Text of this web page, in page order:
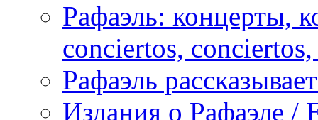
Рафаэль: концерты,
conciertos,
Рафаэль
Издания о Рафаэле /